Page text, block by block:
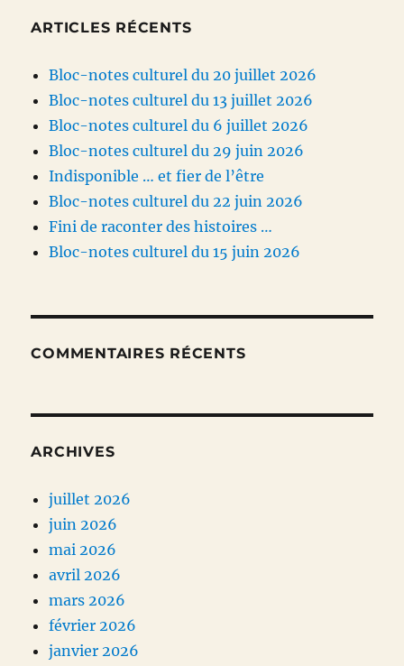
ARTICLES RÉCENTS
Bloc-notes culturel du 20 juillet 2026
Bloc-notes culturel du 13 juillet 2026
Bloc-notes culturel du 6 juillet 2026
Bloc-notes culturel du 29 juin 2026
Indisponible … et fier de l’être
Bloc-notes culturel du 22 juin 2026
Fini de raconter des histoires …
Bloc-notes culturel du 15 juin 2026
COMMENTAIRES RÉCENTS
ARCHIVES
juillet 2026
juin 2026
mai 2026
avril 2026
mars 2026
février 2026
janvier 2026